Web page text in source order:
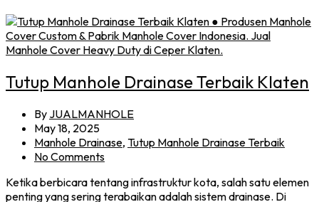
Tutup Manhole Drainase Terbaik Klaten
By JUALMANHOLE
May 18, 2025
Manhole Drainase, Tutup Manhole Drainase Terbaik
No Comments
Ketika berbicara tentang infrastruktur kota, salah satu elemen
penting yang sering terabaikan adalah sistem drainase. Di